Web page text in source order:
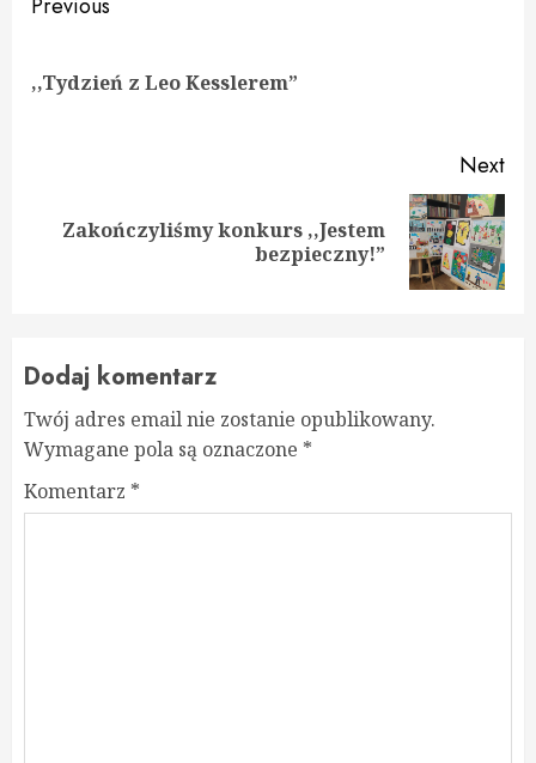
Continue
,,Tydzień z Leo Kesslerem”
Next
NextZakończyliśmy konkurs ,,Jestem
bezpieczny!”
Dodaj komentarz
Twój adres email nie zostanie opublikowany.
Wymagane pola są oznaczone *
Komentarz *